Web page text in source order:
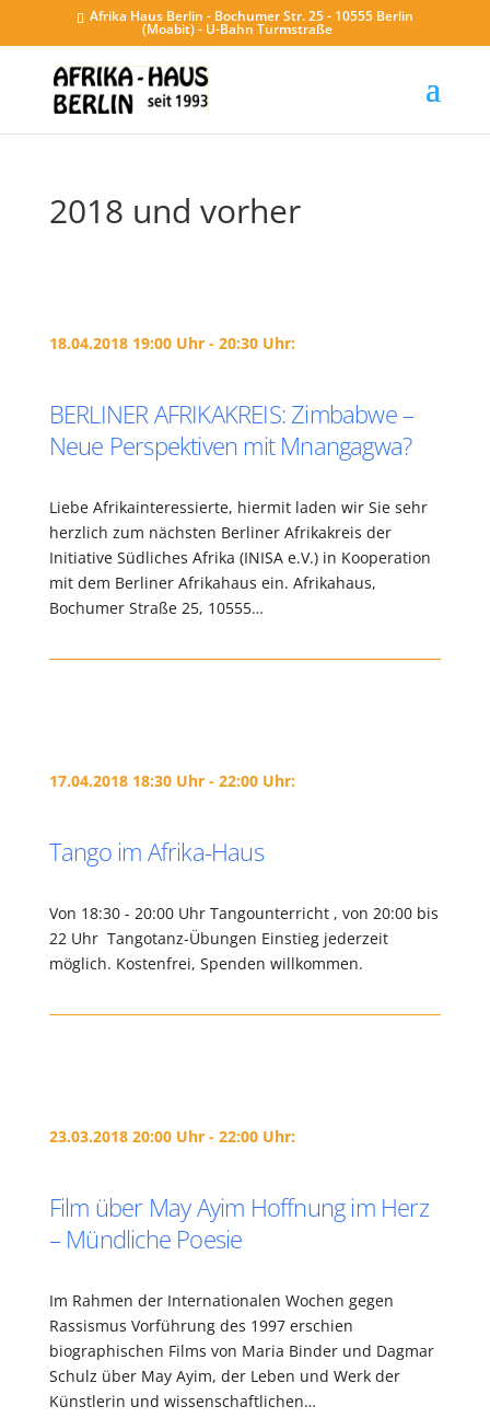
Afrika Haus Berlin - Bochumer Str. 25 - 10555 Berlin
(Moabit) - U-Bahn Turmstraße
2018 und vorher
18.04.2018 19:00 Uhr - 20:30 Uhr:
BERLINER AFRIKAKREIS: Zimbabwe –
Neue Perspektiven mit Mnangagwa?
Liebe Afrikainteressierte, hiermit laden wir Sie sehr
herzlich zum nächsten Berliner Afrikakreis der
Initiative Südliches Afrika (INISA e.V.) in Kooperation
mit dem Berliner Afrikahaus ein. Afrikahaus,
Bochumer Straße 25, 10555…
17.04.2018 18:30 Uhr - 22:00 Uhr:
Tango im Afrika-Haus
Von 18:30 - 20:00 Uhr Tangounterricht , von 20:00 bis
22 Uhr Tangotanz-Übungen Einstieg jederzeit
möglich. Kostenfrei, Spenden willkommen.
23.03.2018 20:00 Uhr - 22:00 Uhr:
Film über May Ayim Hoffnung im Herz
– Mündliche Poesie
Im Rahmen der Internationalen Wochen gegen
Rassismus Vorführung des 1997 erschien
biographischen Films von Maria Binder und Dagmar
Schulz über May Ayim, der Leben und Werk der
Künstlerin und wissenschaftlichen…